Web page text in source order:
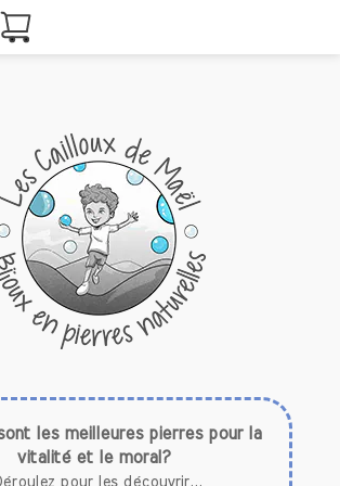
les meilleures pierres pour la
vitalité et le moral?
pour les découvrir...